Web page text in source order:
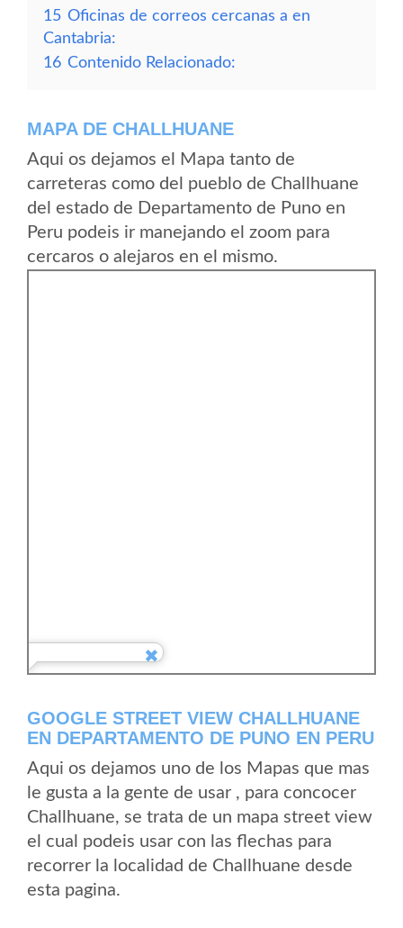
15 Oficinas de correos cercanas a en
Cantabria:
16 Contenido Relacionado:
MAPA DE CHALLHUANE
Aqui os dejamos el Mapa tanto de
carreteras como del pueblo de Challhuane
del estado de Departamento de Puno en
Peru podeis ir manejando el zoom para
cercaros o alejaros en el mismo.
GOOGLE STREET VIEW CHALLHUANE
EN DEPARTAMENTO DE PUNO EN PERU
Aqui os dejamos uno de los Mapas que mas
le gusta a la gente de usar , para concocer
Challhuane, se trata de un mapa street view
el cual podeis usar con las flechas para
recorrer la localidad de Challhuane desde
esta pagina.